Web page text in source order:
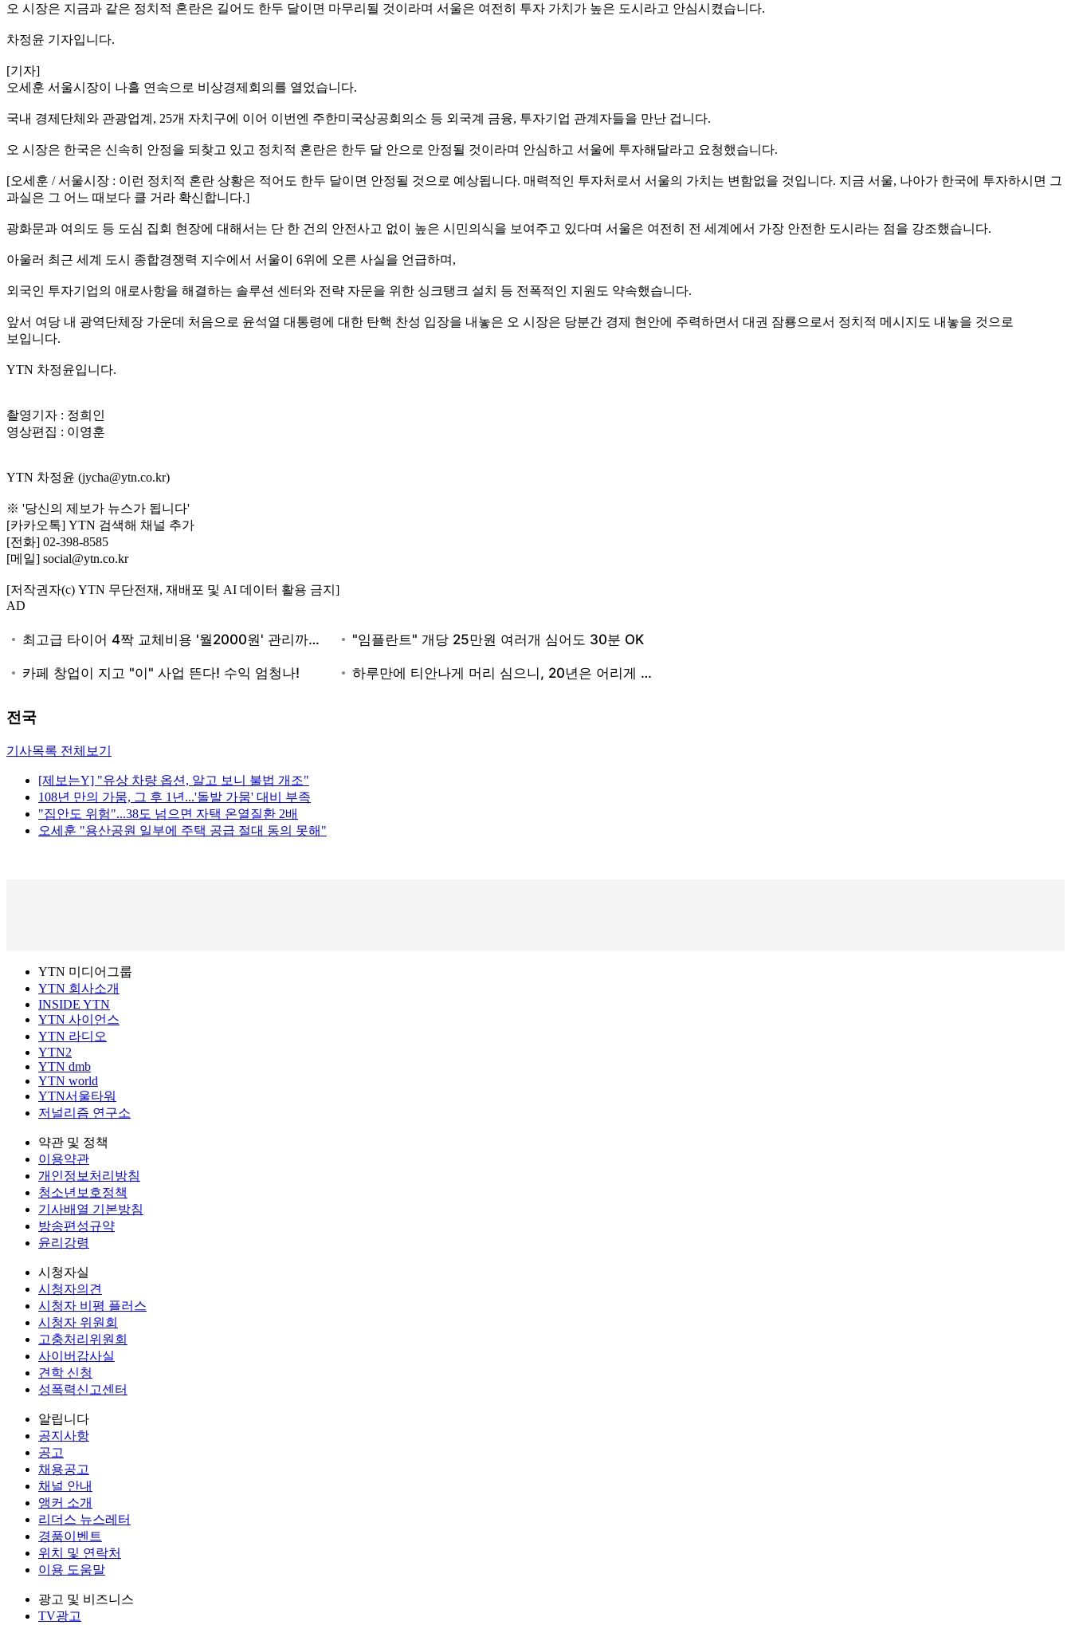
오 시장은 지금과 같은 정치적 혼란은 길어도 한두 달이면 마무리될 것이라며 서울은 여전히 투자 가치가 높은 도시라고 안심시켰습니다.
차정윤 기자입니다.
[기자]
오세훈 서울시장이 나흘 연속으로 비상경제회의를 열었습니다.
국내 경제단체와 관광업계, 25개 자치구에 이어 이번엔 주한미국상공회의소 등 외국계 금융, 투자기업 관계자들을 만난 겁니다.
오 시장은 한국은 신속히 안정을 되찾고 있고 정치적 혼란은 한두 달 안으로 안정될 것이라며 안심하고 서울에 투자해달라고 요청했습니다.
[오세훈 / 서울시장 : 이런 정치적 혼란 상황은 적어도 한두 달이면 안정될 것으로 예상됩니다. 매력적인 투자처로서 서울의 가치는 변함없을 것입니다. 지금 서울, 나아가 한국에 투자하시면 그
과실은 그 어느 때보다 클 거라 확신합니다.]
광화문과 여의도 등 도심 집회 현장에 대해서는 단 한 건의 안전사고 없이 높은 시민의식을 보여주고 있다며 서울은 여전히 전 세계에서 가장 안전한 도시라는 점을 강조했습니다.
아울러 최근 세계 도시 종합경쟁력 지수에서 서울이 6위에 오른 사실을 언급하며,
외국인 투자기업의 애로사항을 해결하는 솔루션 센터와 전략 자문을 위한 싱크탱크 설치 등 전폭적인 지원도 약속했습니다.
앞서 여당 내 광역단체장 가운데 처음으로 윤석열 대통령에 대한 탄핵 찬성 입장을 내놓은 오 시장은 당분간 경제 현안에 주력하면서 대권 잠룡으로서 정치적 메시지도 내놓을 것으로
보입니다.
YTN 차정윤입니다.
촬영기자 : 정희인
영상편집 : 이영훈
YTN 차정윤 (jycha@ytn.co.kr)
※ '당신의 제보가 뉴스가 됩니다'
[카카오톡] YTN 검색해 채널 추가
[전화] 02-398-8585
[메일] social@ytn.co.kr
[저작권자(c) YTN 무단전재, 재배포 및 AI 데이터 활용 금지]
AD
전국
기사목록 전체보기
[제보는Y] "유상 차량 옵션, 알고 보니 불법 개조"
108년 만의 가뭄, 그 후 1년...'돌발 가뭄' 대비 부족
"집안도 위험"...38도 넘으면 자택 온열질환 2배
오세훈 "용산공원 일부에 주택 공급 절대 동의 못해"
YTN 미디어그룹
YTN 회사소개
INSIDE YTN
YTN 사이언스
YTN 라디오
YTN2
YTN dmb
YTN world
YTN서울타워
저널리즘 연구소
약관 및 정책
이용약관
개인정보처리방침
청소년보호정책
기사배열 기본방침
방송편성규약
윤리강령
시청자실
시청자의견
시청자 비평 플러스
시청자 위원회
고충처리위원회
사이버감사실
견학 신청
성폭력신고센터
알립니다
공지사항
공고
채용공고
채널 안내
앵커 소개
리더스 뉴스레터
경품이벤트
위치 및 연락처
이용 도움말
광고 및 비즈니스
TV광고